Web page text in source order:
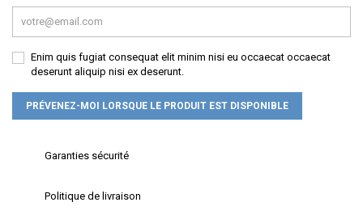
Enim quis fugiat consequat elit minim nisi eu occaecat occaecat
deserunt aliquip nisi ex deserunt.
PRÉVENEZ-MOI LORSQUE LE PRODUIT EST DISPONIBLE
Garanties sécurité
Politique de livraison